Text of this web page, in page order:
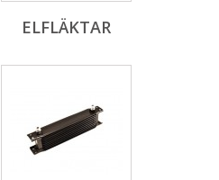
ELFLÄKTAR